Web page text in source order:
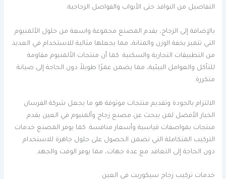
التفاصيل من النوافذ حتى الأبواب والفواصل الزجاجية.
بالإضافة إلى الزجاج، يقدم المصنع مجموعة واسعة من حلول الألمنيوم
التي تتميز بخفة الوزن والمتانة، مما يجعلها مثالية للاستخدام في العديد
من التطبيقات التجارية والسكنية. كما أن منتجات الألمنيوم مقاومة
للتآكل والعوامل البيئية، مما يضمن عمرًا طويلاً دون الحاجة إلى صيانة
متكررة.
الالتزام بالجودة وتقديم منتجات موثوقة هو ما يجعل شركة الفرسان
الخيار الأفضل لمن يبحث عن مصنع زجاج وألمنيوم في العين يقدم
منتجات بمواصفات قياسية وأسعار منافسة. كما يوفر المصنع خدمات
التركيب المتكاملة التي تضمن الحصول على حلول جاهزة للاستخدام
دون الحاجة إلى التعاقد مع عدة جهات، مما يوفر الوقت والجهد.
خدمات تركيب زجاج سيكوريت في العين